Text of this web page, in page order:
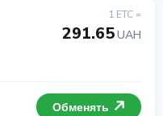
1 ETC =
291.65UAH
Обменять